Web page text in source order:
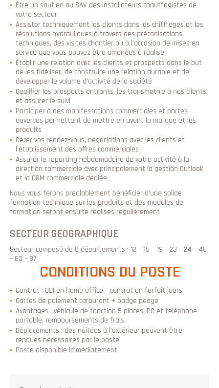
Être un soutien au SAV des installateurs chauffagistes de
votre secteur
Assister techniquement les clients dans les chiffrages et les
résolutions hydrauliques à travers des préconisations
techniques, des visites chantier ou à l’occasion de mises en
service que vous pouvez être amenées à réaliser
Établir une relation avec les clients et prospects dans le but
de les fidéliser, de construire une relation durable et de
développer le volume d’activité de la société
Qualiﬁer les prospects entrants, les transmetrre à nos clients
et assurer le suivi
Participer à des manifestations commerciales et portes
ouvertes permettant de mettre en avant la marque et les
produits
Gérer vos rendez-vous, négociations avec les clients et
l’établissement des oﬀres commerciales
Assurer le reporting hebdomadaire de votre activité à la
direction commerciale avec principalement la gestion Outlook
et la CRM commerciale dédiée
Nous vous ferons préalablement bénéﬁcier d’une solide
formation technique sur les produits et des modules de
formation seront ensuite réalisés régulièrement
SECTEUR GEOGRAPHIQUE
Secteur composé de 8 départements : 12 – 15 – 19 – 23 – 24 – 46
– 63 – 87
CONDITIONS DU POSTE
Contrat : CDI en home office – contrat en forfait jours
Cartes de paiement carburant + badge péage
Avantages : véhicule de fonction 5 places, PC et téléphone
portable, remboursements de frais
Déplacements : des nuitées à l’extérieur peuvent être
rendues nécessaires par le poste
Poste disponible immédiatement